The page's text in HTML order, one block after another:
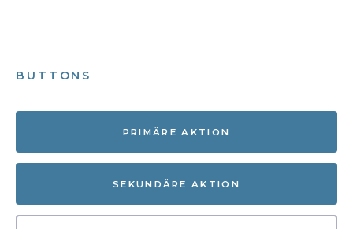
BUTTONS
PRIMÄRE AKTION
SEKUNDÄRE AKTION